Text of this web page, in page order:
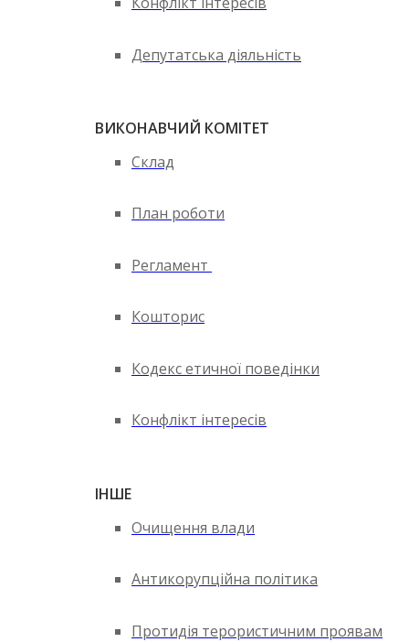
Депутатська діяльність
ВИКОНАВЧИЙ КОМІТЕТ
Склад
План роботи
Регламент
Кошторис
Кодекс етичної поведінки
Конфлікт інтересів
ІНШЕ
Очищення влади
Антикорупційна політика
Протидія терористичним проявам